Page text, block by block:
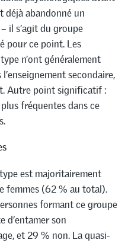
déjà abandonné un
il s’agit du groupe
pour ce point. Les
n’ont généralement
secondaire,
Autre point significatif :
fréquentes dans ce
est majoritairement
femmes (62 % au total).
formant ce groupe
d’entamer son
et 29 % non. La quasi-